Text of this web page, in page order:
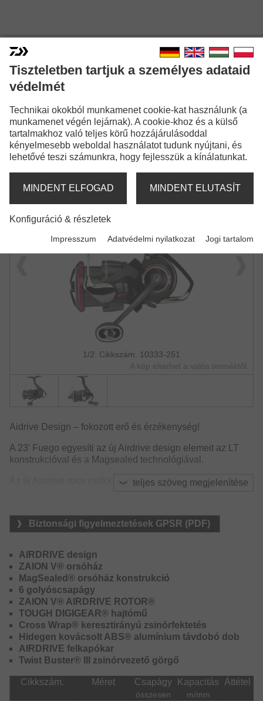
23 FUEGO LT
PERGETŐ ORSÓ
1/2: Cikkszám. 10333-251
A kép eltérhet a valós terméktől.
teljes szöveg megjelenítése
Aidrive Design – fokozott erő és érzékenység!
A 23' Fuego egyesíti az új Airdrive design elemeit az LT
konstrukcióval és a Magsealed technológiával.
Az új Airdrive rotor csökkenti az orsó első felének a súlyát,
eredményez.
rendkívül rugalmas, és az új felkapókar szerkezettel
kombinálva jelentősen kevesebb az összegabalyodás
esélye dobás közben.
Az erős Tough Digigear hajtás selymesen fut, és a Zaion V
anyagból készült orsótestbe stabilan van beépítve.
A Magsealed technológia megakadályozza, hogy a
tengelybe sós víz és szennyeződések hatoljanak be,
ezáltal hosszú élettartamot biztosít.
zsinórt nem lapul el horgászat közben, és így kevesebb
Biztonsági figyelmeztetések GPSR (PDF)
AIRDRIVE design
ZAION V® orsóház
MagSealed® orsóház konstrukció
6 golyóscsapágy
ZAION V® AIRDRIVE ROTOR®
TOUGH DIGIGEAR® hajtómű
Cross Wrap® keresztirányú zsinórfektetés
Hidegen kovácsolt ABS® alumínium távdobó dob
AIRDRIVE felkapókar
Twist Buster® III zsinórvezető görgő
Cikkszám. Méret Csapágy Kapacitás Áttétel
összesen m/mm
Tiszteletben tartjuk a személyes adataid
védelmét
Technikai okokból munkamenet cookie-kat használunk (a
munkamenet végén lejárnak). A cookie-khoz és a külső
tartalmakhoz való teljes körű hozzájárulásoddal
kényelmesebb weboldal használatot tudunk nyújtani, és
lehetővé teszi számunkra, hogy fejlesszük a kínálatunkat.
MINDENT ELFOGAD MINDENT ELUTASÍT
Konfiguráció & részletek
Impresszum Adatvédelmi nyilatkozat Jogi tartalom